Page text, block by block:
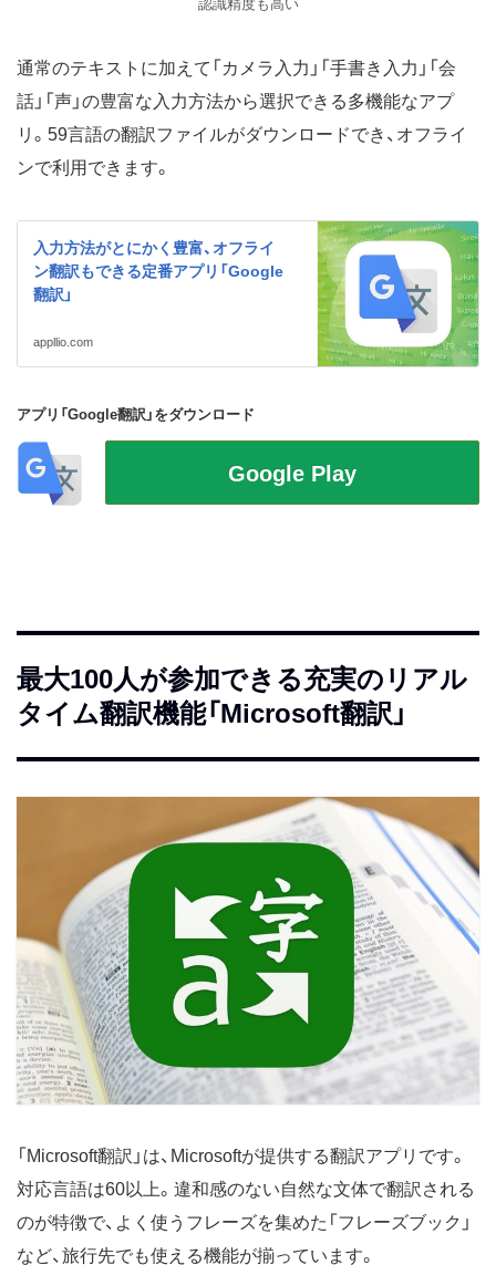
認識精度も高い
通常のテキストに加えて「カメラ入力」「手書き入力」「会
話」「声」の豊富な入力方法から選択できる多機能なアプ
リ。59言語の翻訳ファイルがダウンロードでき、オフライ
ンで利用できます。
入力方法がとにかく豊富、オフライ
ン翻訳もできる定番アプリ「Google
翻訳」
appllio.com
アプリ「Google翻訳」をダウンロード
最大100人が参加できる充実のリアル
タイム翻訳機能「Microsoft翻訳」
「Microsoft翻訳」は、Microsoftが提供する翻訳アプリです。
対応言語は60以上。違和感のない自然な文体で翻訳される
のが特徴で、よく使うフレーズを集めた「フレーズブック」
など、旅行先でも使える機能が揃っています。